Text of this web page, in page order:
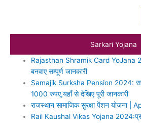
Sarkari Yojana
Rajasthan Shramik Card YoJana
बनवाए सम्‍पूर्ण जानकारी
Samajik Surksha Pension 2024:
1000 रुपए,यहाँ से देखिए पूरी जानकारी
राजस्‍थान सामाजिक सुरक्षा पेंशन योजना |
Rail Kaushal Vikas Yojana